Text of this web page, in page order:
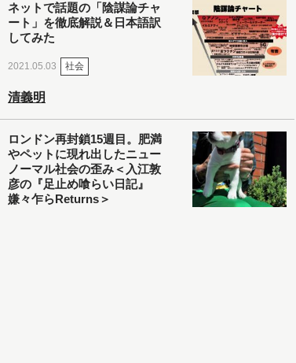
ネットで話題の「陰謀論チャ
ート」を徹底解説＆日本語訳
してみた
2021.05.03 社会
清義明
ロンドン再封鎖15週目。肥満
やペットに現れ出したニュー
ノーマル社会の歪み＜入江敦
彦の『足止め喰らい日記』
嫌々乍らReturns＞